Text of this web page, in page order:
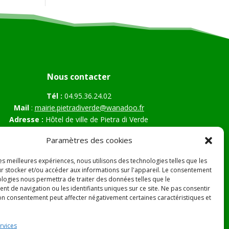
Paramètres des cookies
meilleures expériences, nous utilisons des technologies telles que les
stocker et/ou accéder aux informations sur l'appareil. Le consentement
nous permettra de traiter des données telles que le
de navigation ou les identifiants uniques sur ce site. Ne pas consentir
consentement peut affecter négativement certaines caractéristiques et
Nous contacter
Tél : 04.95.36.24.02
Mail: mairie.pietradiverde@wanadoo.fr
Adresse : Hôtel de ville de Pietra di Verde
20230 Pietra di Verde
Légales